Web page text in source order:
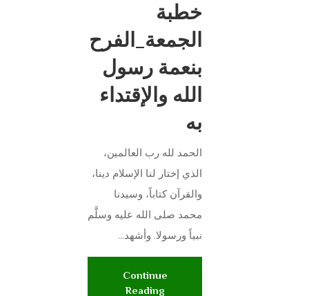
خطبة
الجمعة_الفرح
بنعمة رسول
الله والإقتداء
به
الحمد لله رب العالمين،
الذي إختار لنا الإسلام دينا،
والقرآن كتاباً، وسيدنا
محمد صلى الله عليه وسلَّم
نبياً ورسولا. وأشهد...
Continue
Reading